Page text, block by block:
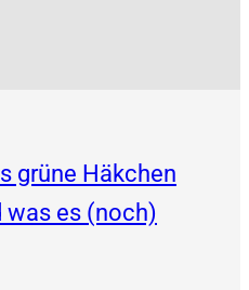
grüne Häkchen
was es (noch)